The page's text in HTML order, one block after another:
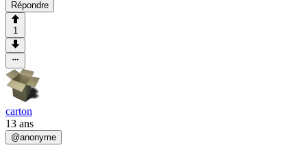
Répondre
1
carton
13 ans
@anonyme